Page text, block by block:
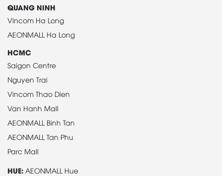
QUANG NINH
Vincom Ha Long
AEONMALL Ha Long
HCMC
Saigon Centre
Nguyen Trai
Vincom Thao Dien
Van Hanh Mall
AEONMALL Binh Tan
AEONMALL Tan Phu
Parc Mall
HUE: AEONMALL Hue